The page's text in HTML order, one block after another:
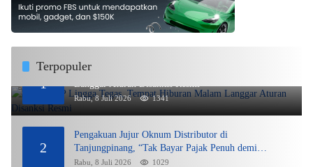
Terpopuler
1
DPMPTSP Lingga Tegas, Tempat Hiburan Malam
Langgar Aturan Disanksi Resmi
Rabu, 8 Juli 2026 1341
2
Pengakuan Jujur Oknum Distributor di
Tanjungpinang, “Tak Bayar Pajak Penuh demi
Untung”
Rabu, 8 Juli 2026 1029